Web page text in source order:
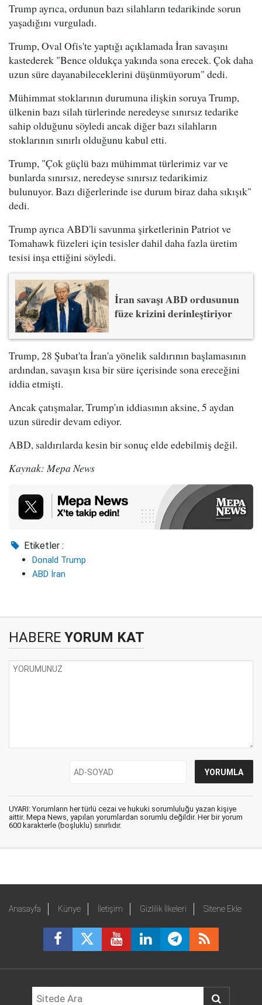
Trump ayrıca, ordunun bazı silahların tedarikinde sorun
yaşadığını vurguladı.
Trump, Oval Ofis'te yaptığı açıklamada İran savaşını
kastederek "Bence oldukça yakında sona erecek. Çok daha
uzun süre dayanabileceklerini düşünmüyorum" dedi.
Mühimmat stoklarının durumuna ilişkin soruya Trump,
ülkenin bazı silah türlerinde neredeyse sınırsız tedarike
sahip olduğunu söyledi ancak diğer bazı silahların
stoklarının sınırlı olduğunu kabul etti.
Trump, "Çok güçlü bazı mühimmat türlerimiz var ve
bunlarda sınırsız, neredeyse sınırsız tedarikimiz
bulunuyor. Bazı diğerlerinde ise durum biraz daha sıkışık"
dedi.
Trump ayrıca ABD'li savunma şirketlerinin Patriot ve
Tomahawk füzeleri için tesisler dahil daha fazla üretim
tesisi inşa ettiğini söyledi.
İran savaşı ABD ordusunun
füze krizini derinleştiriyor
Trump, 28 Şubat'ta İran'a yönelik saldırının başlamasının
ardından, savaşın kısa bir süre içerisinde sona ereceğini
iddia etmişti.
Ancak çatışmalar, Trump'ın iddiasının aksine, 5 aydan
uzun süredir devam ediyor.
ABD, saldırılarda kesin bir sonuç elde edebilmiş değil.
Kaynak: Mepa News
Etiketler :
Donald Trump
ABD İran
HABERE YORUM KAT
UYARI: Yorumların her türlü cezai ve hukuki sorumluluğu yazan kişiye
aittir. Mepa News, yapılan yorumlardan sorumlu değildir. Her bir yorum
600 karakterle (boşluklu) sınırlıdır.
Anasayfa Künye İletişim Gizlilik İlkeleri Sitene Ekle